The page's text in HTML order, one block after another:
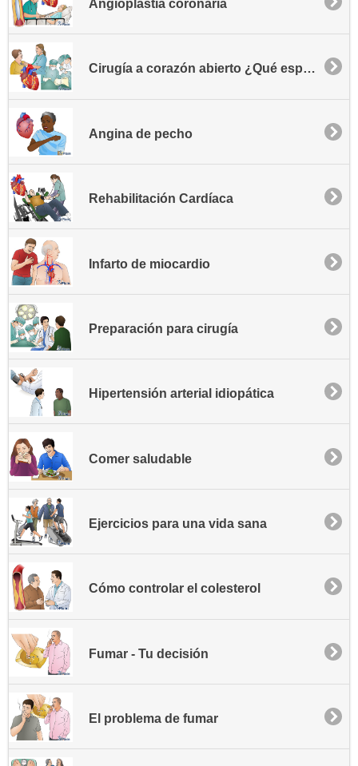
Angioplastia coronaria
Cirugía a corazón abierto ¿Qué esperar?
Angina de pecho
Rehabilitación Cardíaca
Infarto de miocardio
Preparación para cirugía
Hipertensión arterial idiopática
Comer saludable
Ejercicios para una vida sana
Cómo controlar el colesterol
Fumar - Tu decisión
El problema de fumar